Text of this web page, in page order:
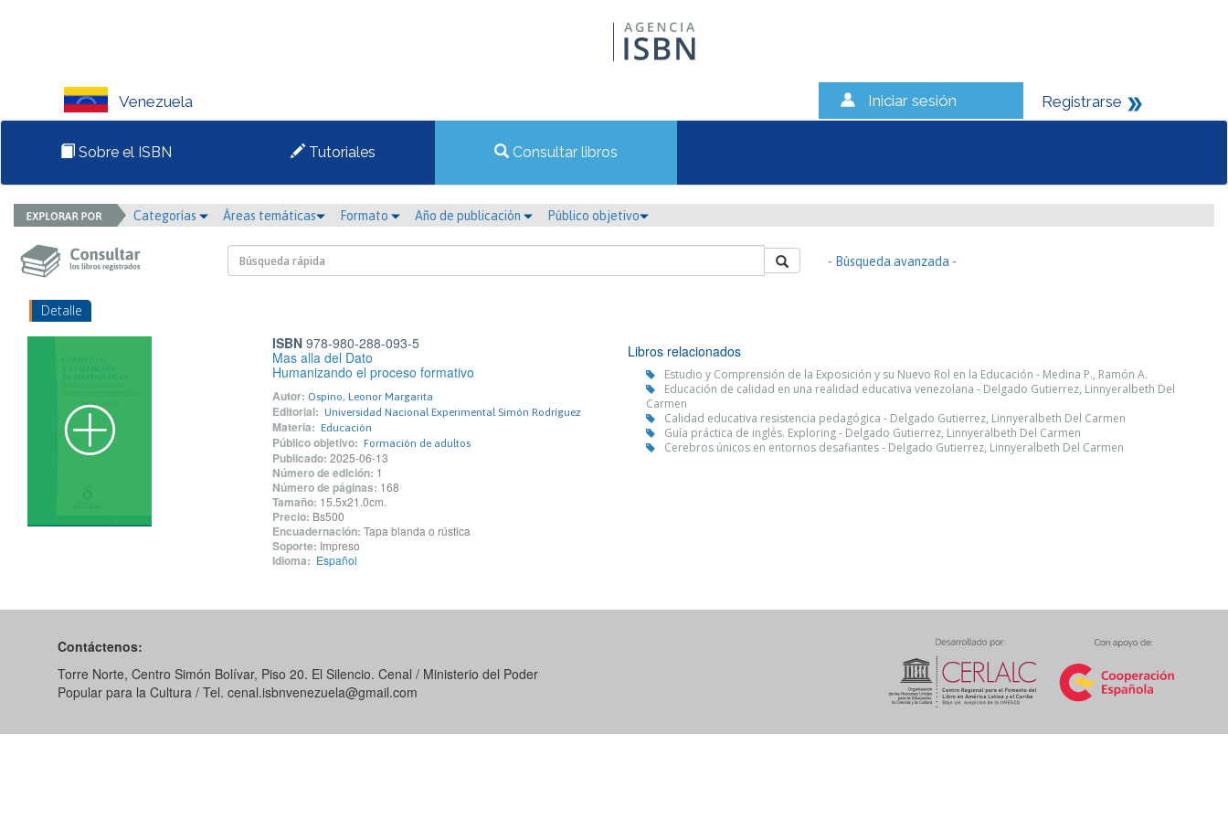
Venezuela Iniciar sesión Registrarse
Sobre el ISBN Tutoriales Consultar libros
Categorías Áreas temáticas Formato Año de publicación Público objetivo
- Búsqueda avanzada -
Detalle
ISBN978-980-288-093-5
Mas alla del Dato
Humanizando el proceso formativo
Autor: Ospino, Leonor Margarita
Editorial: Universidad Nacional Experimental Simón Rodríguez
Materia: Educación
Público objetivo: Formación de adultos
Publicado: 2025-06-13
Número de edición: 1
Número de páginas: 168
Tamaño: 15.5x21.0cm.
Precio: Bs500
Encuadernación: Tapa blanda o rústica
Soporte: Impreso
Idioma: Español
Libros relacionados
Estudio y Comprensión de la Exposición y su Nuevo Rol en la Educación - Medina P., Ramón A.
Educación de calidad en una realidad educativa venezolana - Delgado Gutierrez, Linnyeralbeth Del
Carmen
Calidad educativa resistencia pedagógica - Delgado Gutierrez, Linnyeralbeth Del Carmen
Guía práctica de inglés. Exploring - Delgado Gutierrez, Linnyeralbeth Del Carmen
Cerebros únicos en entornos desafiantes - Delgado Gutierrez, Linnyeralbeth Del Carmen
Contáctenos:
Torre Norte, Centro Simón Bolívar, Piso 20. El Silencio. Cenal / Ministerio del Poder
Popular para la Cultura / Tel. cenal.isbnvenezuela@gmail.com